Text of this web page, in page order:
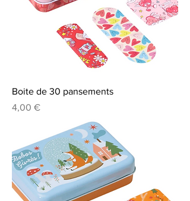
Boite de 30 pansements
Prix
4,00 €